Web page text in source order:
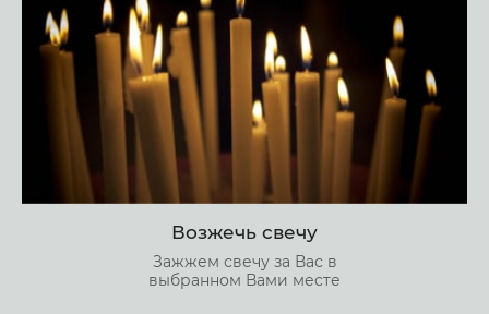
Возжечь свечу
Зажжем свечу за Вас в
выбранном Вами месте